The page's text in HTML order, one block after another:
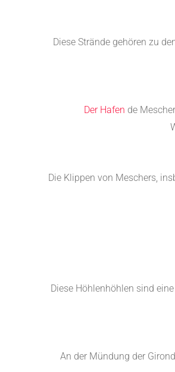
Diese Strände gehören zu
Der Hafen de
Die Klippen von Meschers,
Diese Höhlenhöhlen sind
An der Mündung der